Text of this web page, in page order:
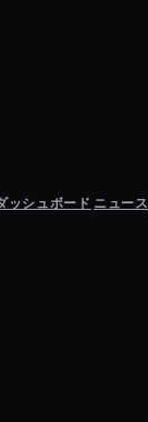
ッシュボード ニュース